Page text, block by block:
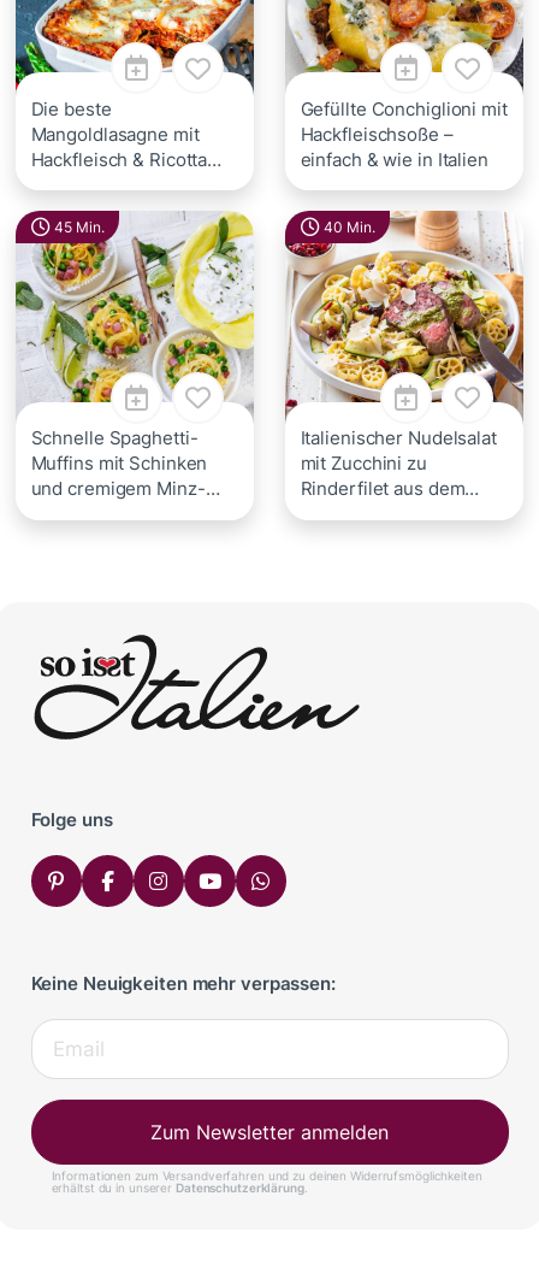
Die beste
Mangoldlasagne mit
Hackfleisch & Ricotta
genießen
Gefüllte Conchiglioni mit
Hackfleischsoße –
einfach & wie in Italien
45 Min.
Schnelle Spaghetti-
Muffins mit Schinken
und cremigem Minz-
Limetten-Dip
40 Min.
Italienischer Nudelsalat
mit Zucchini zu
Rinderfilet aus dem
Backofen
Folge uns
Keine Neuigkeiten mehr verpassen:
Zum Newsletter anmelden
Informationen zum Versandverfahren und zu deinen Widerrufsmöglichkeiten
erhältst du in unserer Datenschutzerklärung.